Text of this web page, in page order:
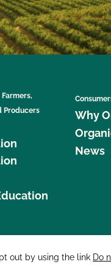
Producers
Why
News
877 Cedar
out by using the link Do